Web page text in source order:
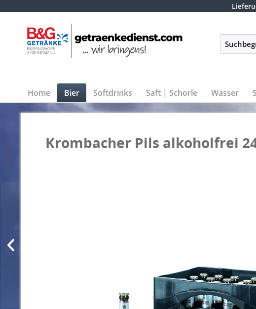
Home Bier Softdrinks Saft | Schorle Wasser
Krombacher Pils alkoholfrei